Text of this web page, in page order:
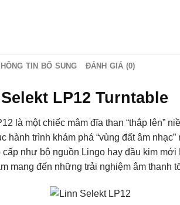
TIN BỔ SUNG ĐÁNH GIÁ (0)
LP12 Turntable
là một chiếc mâm đĩa than “thắp lên”
hành trình khám phá “vùng đất âm
cấp như bộ nguồn Lingo hay đầu kim
mang đến những trải nghiệm âm thanh